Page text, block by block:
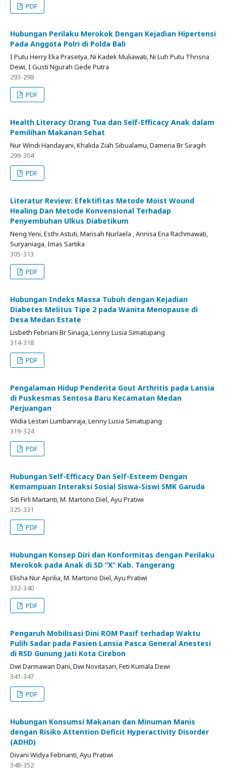
PDF
Hubungan Perilaku Merokok Dengan Kejadian Hipertensi
Pada Anggota Polri di Polda Bali
I Putu Herry Eka Prasetya, Ni Kadek Muliawati, Ni Luh Putu Thrisna
Dewi, I Gusti Ngurah Gede Putra
293-298
PDF
Health Literacy Orang Tua dan Self-Efficacy Anak dalam
Pemilihan Makanan Sehat
Nur Windi Handayani, Khalida Ziah Sibualamu, Dameria Br Siragih
299-304
PDF
Literatur Review: Efektifitas Metode Moist Wound
Healing Dan Metode Konvensional Terhadap
Penyembuhan Ulkus Diabetikum
Neng Yeni, Esthi Astuti, Marisah Nurlaela , Annisa Ena Rachmawati,
Suryaniaga, Imas Sartika
305-313
PDF
Hubungan Indeks Massa Tubuh dengan Kejadian
Diabetes Melitus Tipe 2 pada Wanita Menopause di
Desa Medan Estate
Lisbeth Febriani Br Sinaga, Lenny Lusia Simatupang
314-318
PDF
Pengalaman Hidup Penderita Gout Arthritis pada Lansia
di Puskesmas Sentosa Baru Kecamatan Medan
Perjuangan
Widia Lestari Lumbanraja, Lenny Lusia Simatupang
319-324
PDF
Hubungan Self-Efficacy Dan Self-Esteem Dengan
Kemampuan Interaksi Sosial Siswa-Siswi SMK Garuda
Siti Firli Martanti, M. Martono Diel, Ayu Pratiwi
325-331
PDF
Hubungan Konsep Diri dan Konformitas dengan Perilaku
Merokok pada Anak di SD “X” Kab. Tangerang
Elisha Nur Aprilia, M. Martono Diel, Ayu Pratiwi
332-340
PDF
Pengaruh Mobilisasi Dini ROM Pasif terhadap Waktu
Pulih Sadar pada Pasien Lansia Pasca General Anestesi
di RSD Gunung Jati Kota Cirebon
Dwi Darmawan Dani, Dwi Novitasari, Feti Kumala Dewi
341-347
PDF
Hubungan Konsumsi Makanan dan Minuman Manis
dengan Risiko Attention Deficit Hyperactivity Disorder
(ADHD)
Divani Widya Febrianti, Ayu Pratiwi
348-352